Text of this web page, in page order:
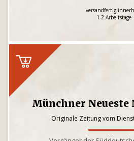
versandfertig
1-2 Arbeitstage
Münchner Neueste
Originale Zeitung vom